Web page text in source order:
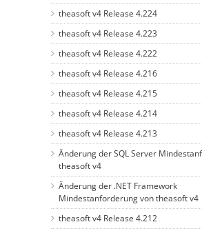
theasoft v4 Release 4.224
theasoft v4 Release 4.223
theasoft v4 Release 4.222
theasoft v4 Release 4.216
theasoft v4 Release 4.215
theasoft v4 Release 4.214
theasoft v4 Release 4.213
Änderung der SQL Server
theasoft v4
Änderung der .NET Framework
Mindestanforderung von theasoft v4
theasoft v4 Release 4.212